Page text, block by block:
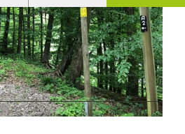
|CC-BY-SA
711 m
164 m
19 m
Engelskirchen